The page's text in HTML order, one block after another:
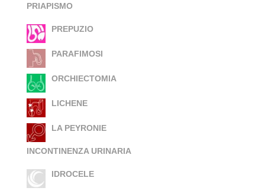
PRIAPISMO
PREPUZIO
PARAFIMOSI
ORCHIECTOMIA
LICHENE
LA PEYRONIE
INCONTINENZA URINARIA
IDROCELE